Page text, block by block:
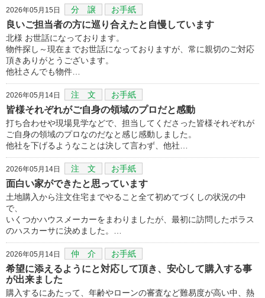
2026年05月15日 分 譲 お手紙
良いご担当者の方に巡り合えたと自慢しています
北様 お世話になっております。
物件探し～現在までお世話になっておりますが、常に親切のご対応
頂きありがとうございます。
他社さんでも物件…
2026年05月14日 注 文 お手紙
皆様それぞれがご自身の領域のプロだと感動
打ち合わせや現場見学などで、担当してくださった皆様それぞれが
ご自身の領域のプロなのだなと感じ感動しました。
他社を下げるようなことは決して言わず、他社…
2026年05月14日 注 文 お手紙
面白い家ができたと思っています
土地購入から注文住宅までやること全て初めてづくしの状況の中
で、
いくつかハウスメーカーをまわりましたが、最初に訪問したポラス
のハスカーサに決めました。…
2026年05月14日 仲 介 お手紙
希望に添えるようにと対応して頂き、安心して購入する事
が出来ました
購入するにあたって、年齢やローンの審査など難易度が高い中、熱